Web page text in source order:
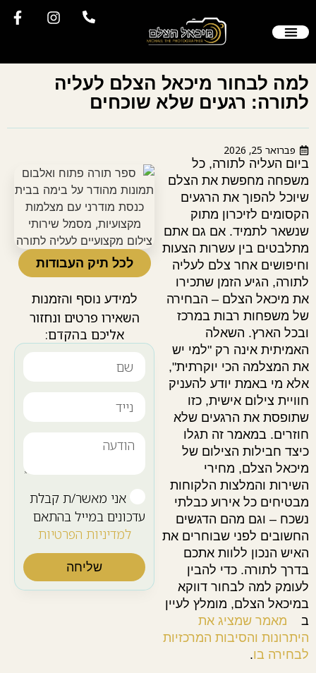
למה לבחור מיכאל הצלם לעליה
לתורה: רגעים שלא שוכחים
פברואר 25, 2026
ביום העליה לתורה, כל
משפחה מחפשת את הצלם
שיוכל להפוך את הרגעים
הקסומים לזיכרון מתוק
שנשאר לתמיד. אם גם אתם
מתלבטים בין עשרות הצעות
וחיפושים אחר צלם לעליה
לתורה, הגיע הזמן שתכירו
את מיכאל הצלם – הבחירה
של משפחות רבות במרכז
ובכל הארץ. השאלה
האמיתית אינה רק "למי יש
את המצלמה הכי יוקרתית",
אלא מי באמת יודע להעניק
חוויית צילום אישית, כזו
שתופסת את הרגעים שלא
חוזרים. במאמר זה תגלו
כיצד חבילות הצילום של
מיכאל הצלם, מחירי
השירות והמלצות הלקוחות
מבטיחים כל אירוע כבלתי
נשכח – וגם מהם הדגשים
החשובים לפני שבוחרים את
האיש הנכון ללוות אתכם
בדרך לתורה. כדי להבין
לעומק למה לבחור דווקא
במיכאל הצלם, מומלץ לעיין
ב
מאמר שמציג את
היתרונות והסיבות המרכזיות
לבחירה בו.
לכל תיק העבודות
למידע נוסף והזמנות
השאירו פרטים ונחזור
אליכם בהקדם:
אני מאשר/ת קבלת
עדכונים במייל בהתאם
למדיניות הפרטיות
שליחה